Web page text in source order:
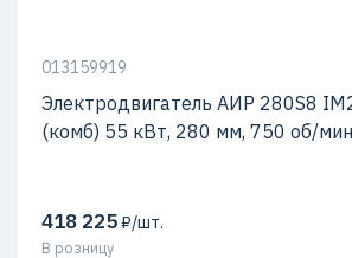
013159919
Электродвигатель AИР 280S8
(комб) 55 кВт, 280 мм, 750 об/мин
418 225₽/шт.
В розницу